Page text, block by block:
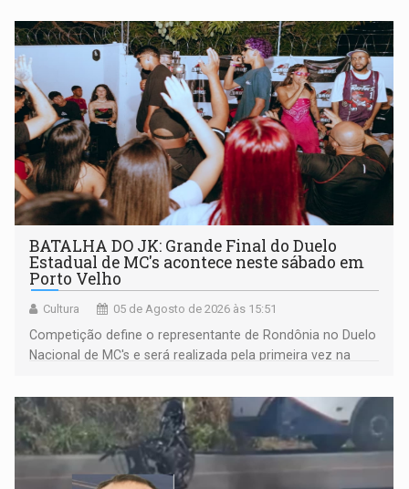
BATALHA DO JK: Grande Final do Duelo
Estadual de MC's acontece neste sábado em
Porto Velho
Cultura 05 de Agosto de 2026 às 15:51
Competição define o representante de Rondônia no Duelo
Nacional de MC's e será realizada pela primeira vez na